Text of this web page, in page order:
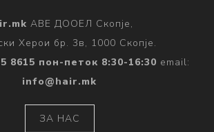
АВЕ ДООЕЛ Скопје,
Херои бр. 3в, 1000 Скопје.
8615 пон-петок 8:30-16:30 email:
info@hair.mk
ЗА НАС